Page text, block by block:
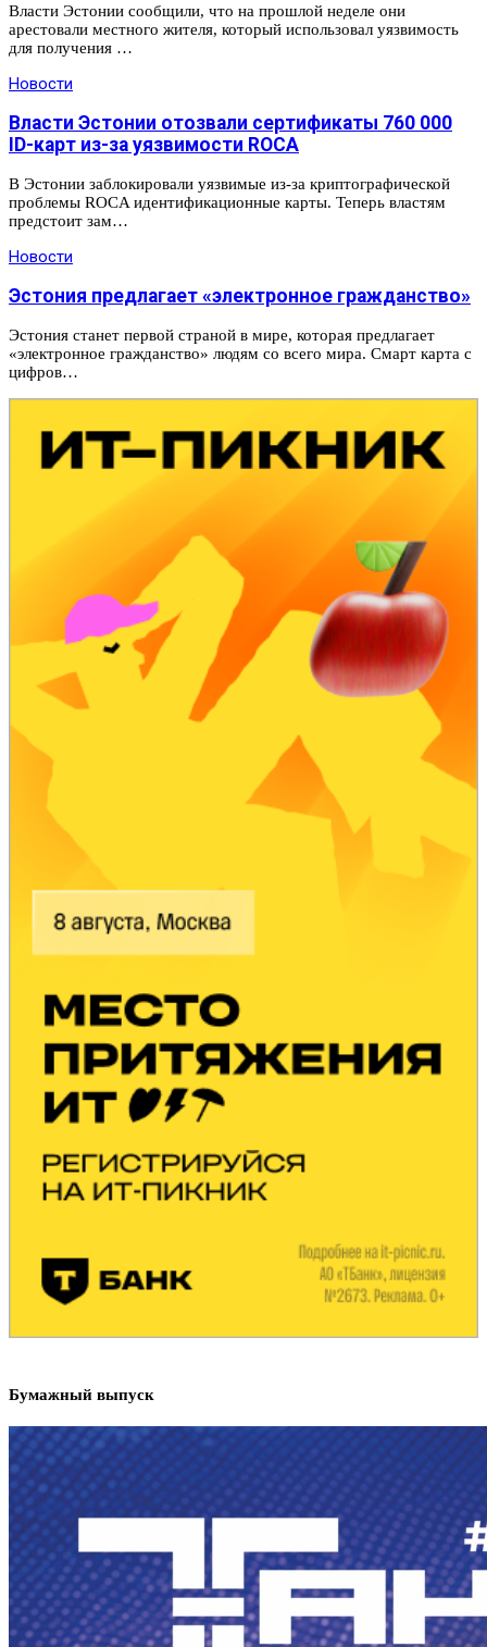
Власти Эстонии сообщили, что на прошлой неделе они
арестовали местного жителя, который использовал уязвимость
для получения …
Новости
Власти Эстонии отозвали сертификаты 760 000
ID-карт из-за уязвимости ROCA
В Эстонии заблокировали уязвимые из-за криптографической
проблемы ROCA идентификационные карты. Теперь властям
предстоит зам…
Новости
Эстония предлагает «электронное гражданство»
Эстония станет первой страной в мире, которая предлагает
«электронное гражданство» людям со всего мира. Смарт карта с
цифров…
Бумажный выпуск